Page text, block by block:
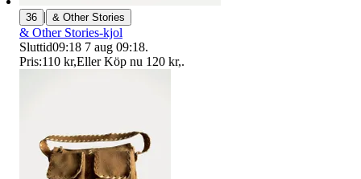
36 | & Other Stories
& Other Stories-kjol
Sluttid09:18 7 aug 09:18.
Pris:110 kr,Eller Köp nu 120 kr,.